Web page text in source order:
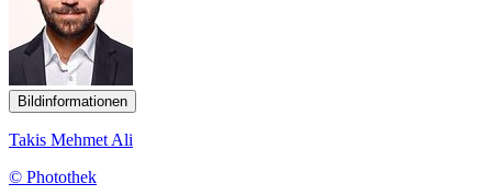
Bildinformationen
Takis Mehmet Ali
© Photothek